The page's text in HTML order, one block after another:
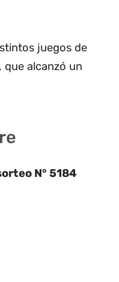
juegos de
que alcanzó un
N° 5184